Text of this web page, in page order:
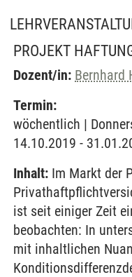
PROJEKT
Dozent/in: Bernhard
Termin:
wöchentlich |
14.10.2019 -
Inhalt: Im Markt der
ist seit einiger Zeit
beobachten: In
mit inhaltlichen